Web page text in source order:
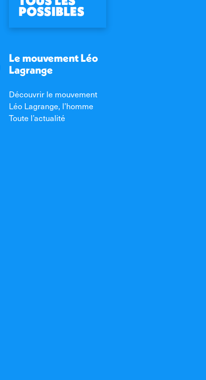
Le mouvement Léo
Lagrange
Découvrir le mouvement
Léo Lagrange, l’homme
Toute l’actualité